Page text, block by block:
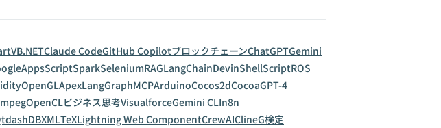
VB.NETClaude CodeGitHub CopilotブロックチェーンChatGPTGemini
SparkSeleniumRAGLangChainDevinShellScriptROS
OpenGLApexLangGraphMCPArduinoCocos2dCocoaGPT-4
OpenCLビジネス思考VisualforceGemini CLIn8n
dashDBXMLTeXLightning Web ComponentCrewAIClineG検定